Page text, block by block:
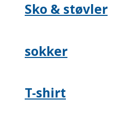
Sko & støvler
sokker
T-shirt